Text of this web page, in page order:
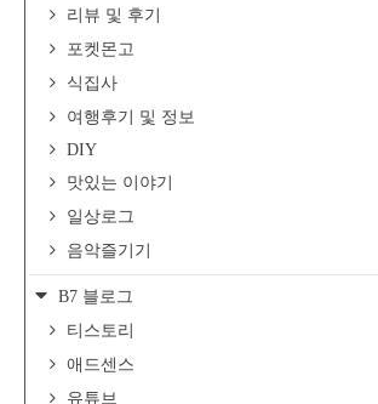
리뷰 및 후기
포켓몬고
식집사
여행후기 및 정보
DIY
맛있는 이야기
일상로그
음악즐기기
B7 블로그
티스토리
애드센스
유튜브